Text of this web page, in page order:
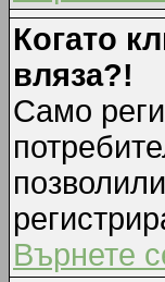
Когато
вляза?!
Само
Върнете